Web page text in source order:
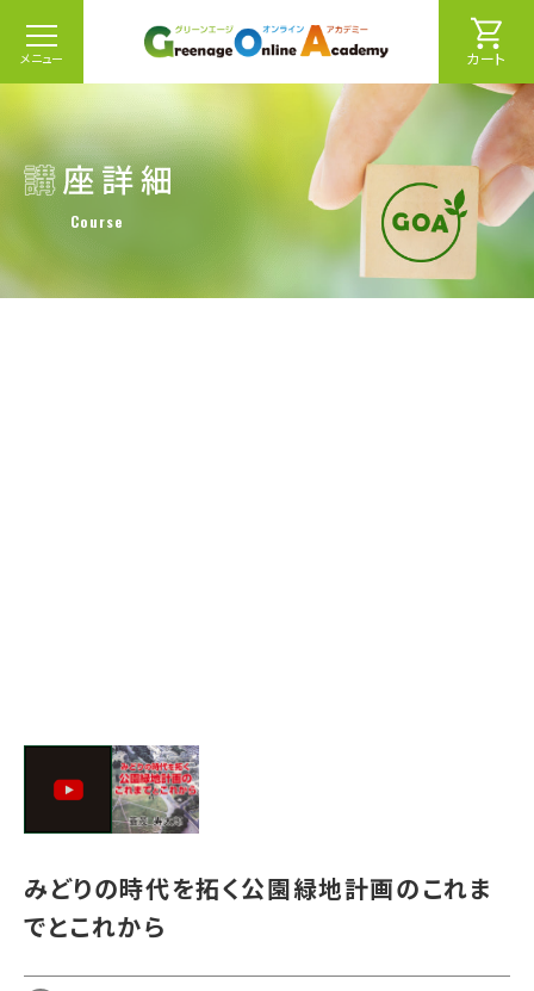
メニュー カート
Course
みどりの時代を拓く公園緑地計画のこれま
でとこれから